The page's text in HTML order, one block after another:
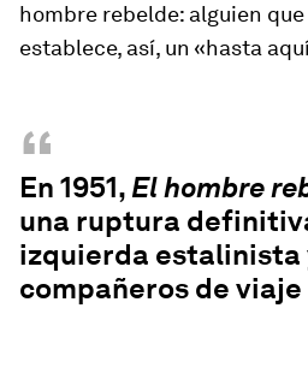
hombre rebelde: alguien
establece, así, un «hasta
“
En 1951, El hombre
una ruptura
izquierda estalinista
compañeros de viaje